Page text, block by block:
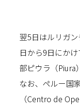
翌5日はルリガ
日から9日にか
部ピウラ（Piura
なお、ペルー国
（Centro de